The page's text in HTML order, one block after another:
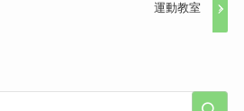
運動教室